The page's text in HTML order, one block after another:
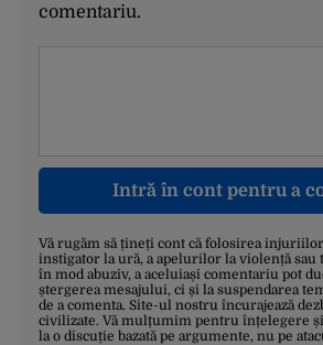
comentariu.
Intră în cont pentru a
Vă rugăm să țineți cont că folosirea
instigator la ură, a apelurilor la violență sau
în mod abuziv, a aceluiași comentariu pot
ștergerea mesajului, ci și la suspendarea
de a comenta. Site-ul nostru încurajează
civilizate. Vă mulțumim pentru înțelegere
la o discuție bazată pe argumente, nu pe